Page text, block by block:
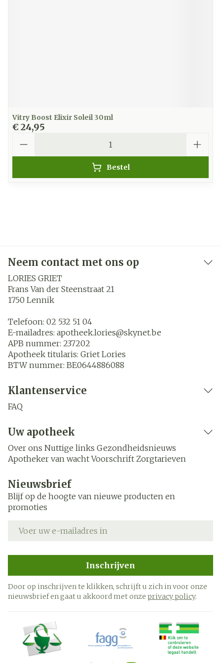
Vitry Boost Elixir Soleil 30ml
€ 24,95
Bestel
Neem contact met ons op
LORIES GRIET
Frans Van der Steenstraat 21
1750 Lennik
Telefoon: 02 532 51 04
E-mailadres: apotheek.lories@skynet.be
APB nummer: 237202
Apotheek titularis: Griet Lories
BTW nummer: BE0644886088
Klantenservice
FAQ
Uw apotheek
Over ons Nuttige links Gezondheidsnieuws
Apotheker van wacht Voorschrift Zorgtarieven
Nieuwsbrief
Blijf op de hoogte van nieuwe producten en
promoties
Inschrijven
Door op inschrijven te klikken, schrijft u zich in voor onze
nieuwsbrief en gaat u akkoord met onze privacy policy.